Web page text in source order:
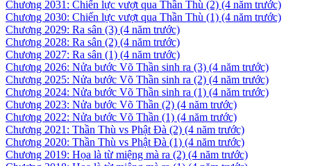
Chương 2031: Chiến lực vượt qua Thần Thù (2) (4 năm trước)
Chương 2030: Chiến lực vượt qua Thần Thù (1) (4 năm trước)
Chương 2029: Ra sân (3) (4 năm trước)
Chương 2028: Ra sân (2) (4 năm trước)
Chương 2027: Ra sân (1) (4 năm trước)
Chương 2026: Nửa bước Võ Thần sinh ra (3) (4 năm trước)
Chương 2025: Nửa bước Võ Thần sinh ra (2) (4 năm trước)
Chương 2024: Nửa bước Võ Thần sinh ra (1) (4 năm trước)
Chương 2023: Nửa bước Võ Thần (2) (4 năm trước)
Chương 2022: Nửa bước Võ Thần (1) (4 năm trước)
Chương 2021: Thần Thù vs Phật Đà (2) (4 năm trước)
Chương 2020: Thần Thù vs Phật Đà (1) (4 năm trước)
Chương 2019: Họa là từ miệng mà ra (2) (4 năm trước)